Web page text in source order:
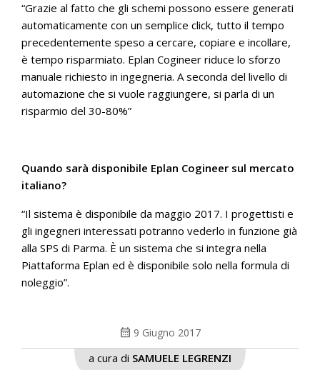
“Grazie al fatto che gli schemi possono essere generati
automaticamente con un semplice click, tutto il tempo
precedentemente speso a cercare, copiare e incollare,
è tempo risparmiato. Eplan Cogineer riduce lo sforzo
manuale richiesto in ingegneria. A seconda del livello di
automazione che si vuole raggiungere, si parla di un
risparmio del 30-80%”
Quando sarà disponibile Eplan Cogineer sul mercato
italiano?
“Il sistema è disponibile da maggio 2017. I progettisti e
gli ingegneri interessati potranno vederlo in funzione già
alla SPS di Parma. È un sistema che si integra nella
Piattaforma Eplan ed è disponibile solo nella formula di
noleggio”.
calendar_month 9 Giugno 2017
a cura di SAMUELE LEGRENZI